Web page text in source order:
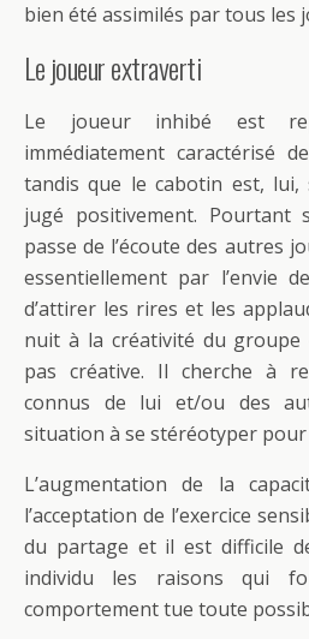
bien été assimilés par tous les
Le joueur extraverti
Le joueur inhibé est
immédiatement caractérisé
tandis que le cabotin est, lui,
jugé positivement. Pourtant
passe de l’écoute des autres
essentiellement par l’envie
d’attirer les rires et les
nuit à la créativité du groupe
pas créative. Il cherche à
connus de lui et/ou des
situation à se stéréotyper
L’augmentation de la
l’acceptation de l’exercice
du partage et il est difficile
individu les raisons qui
comportement tue toute